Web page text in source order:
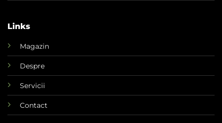
Links
Magazin
Despre
Servicii
Contact